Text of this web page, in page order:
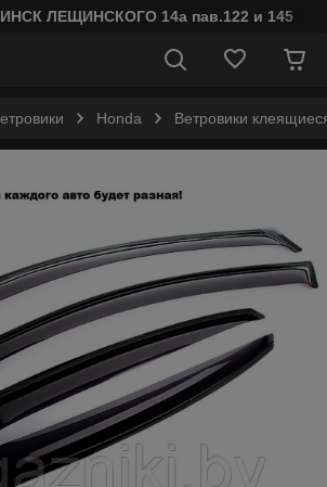
ЛЕЩИНСКОГО 14а пав.122 и 145
Honda Ветровики